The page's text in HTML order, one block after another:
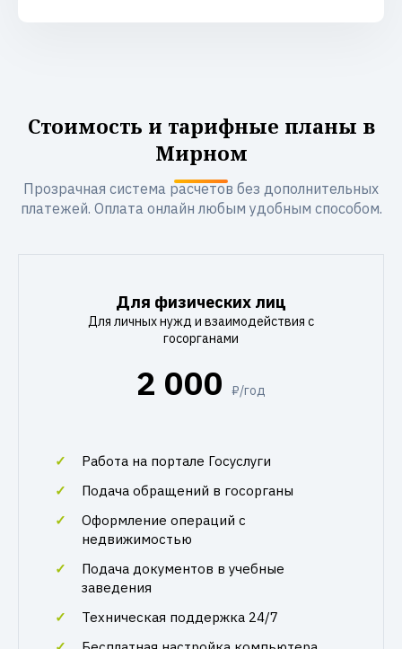
Стоимость и тарифные планы в
Мирном
Прозрачная система расчетов без дополнительных
платежей. Оплата онлайн любым удобным способом.
Для физических лиц
Для личных нужд и взаимодействия с
госорганами
2 000 ₽/год
Работа на портале Госуслуги
Подача обращений в госорганы
Оформление операций с
недвижимостью
Подача документов в учебные
заведения
Техническая поддержка 24/7